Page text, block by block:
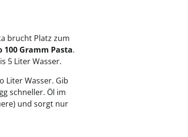
brucht Platz zum
100 Gramm Pasta.
5 Liter Wasser.
Liter Wasser. Gib
schneller. Öl im
und sorgt nur